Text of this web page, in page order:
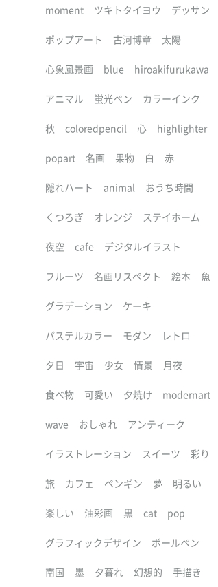
moment ツキトタイヨウ デッサン
ポップアート 古河博章 太陽
心象風景画 blue hiroakifurukawa
アニマル 蛍光ペン カラーインク
秋 coloredpencil 心 highlighter
popart 名画 果物 白 赤
隠れハート animal おうち時間
くつろぎ オレンジ ステイホーム
夜空 cafe デジタルイラスト
フルーツ 名画リスペクト 絵本 魚
グラデーション ケーキ
パステルカラー モダン レトロ
夕日 宇宙 少女 情景 月夜
食べ物 可愛い 夕焼け modernart
wave おしゃれ アンティーク
イラストレーション スイーツ 彩り
旅 カフェ ペンギン 夢 明るい
楽しい 油彩画 黒 cat pop
グラフィックデザイン ボールペン
南国 墨 夕暮れ 幻想的 手描き